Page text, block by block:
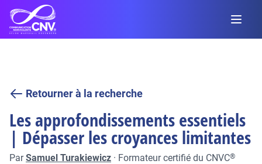
Retourner à la recherche
Les approfondissements essentiels
| Dépasser les croyances limitantes
ParSamuel Turakiewicz · Formateur certifié du CNVC®